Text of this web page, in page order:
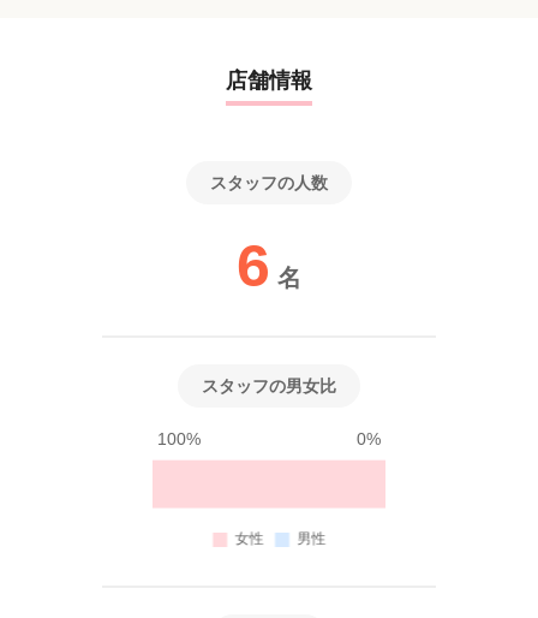
店舗情報
スタッフの人数
6 名
スタッフの男女比
100% 0%